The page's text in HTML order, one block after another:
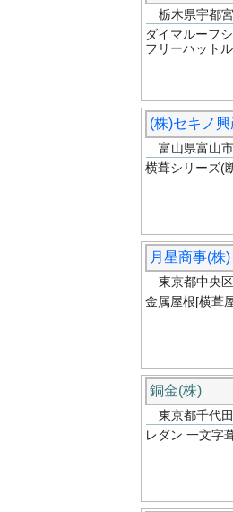
栃木県宇都
ダイマルーフ
フリーハット
(株)セキノ
富山県富山
横葺シリーズ(
月星商事(株)
東京都中央
金属屋根[横葺
銅金(株)
東京都千代
レダン 一文字